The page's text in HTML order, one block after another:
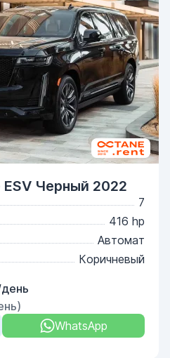
Черный 2022
7
416 hp
Автомат
Коричневый
WhatsApp